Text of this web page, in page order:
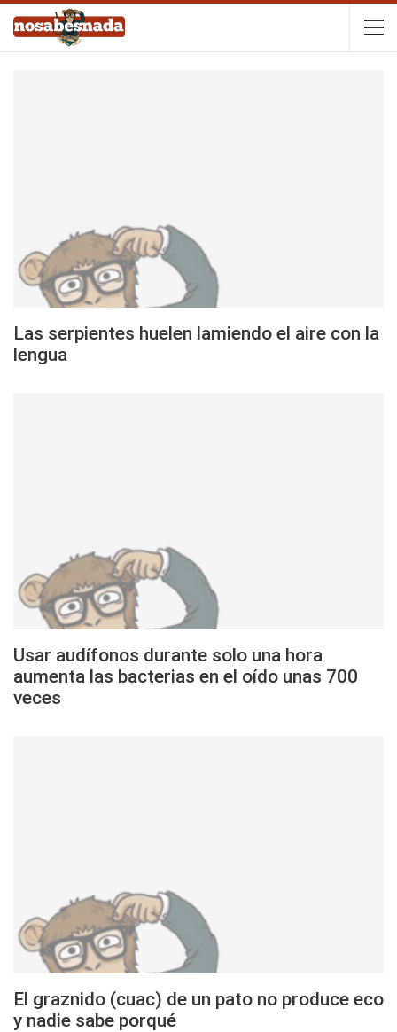
Las serpientes huelen lamiendo el aire con la
lengua
Usar audífonos durante solo una hora
aumenta las bacterias en el oído unas 700
veces
El graznido (cuac) de un pato no produce eco
y nadie sabe porqué